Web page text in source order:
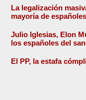
La legalización
mayoría de
Julio Iglesias, Elon
los españoles del
El PP, la estafa